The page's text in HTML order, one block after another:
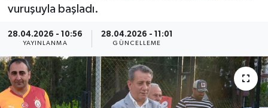
vuruşuyla başladı.
28.04.2026 - 10:56
YAYINLANMA
28.04.2026 - 11:01
GÜNCELLEME
Kültür Sanat
Spor
Son Dakika Haberleri
Haber Arşivi